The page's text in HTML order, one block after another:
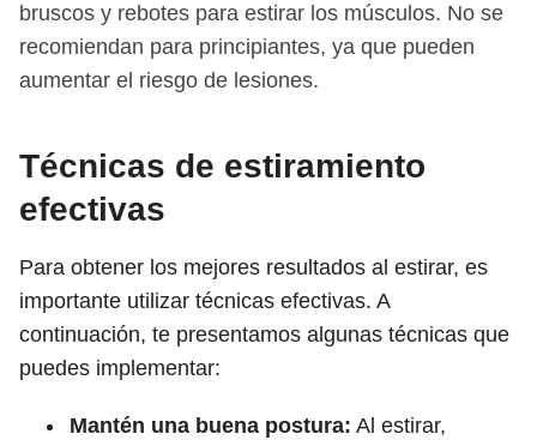
bruscos y rebotes para estirar los músculos. No se
recomiendan para principiantes, ya que pueden
aumentar el riesgo de lesiones.
Técnicas de estiramiento
efectivas
Para obtener los mejores resultados al estirar, es
importante utilizar técnicas efectivas. A
continuación, te presentamos algunas técnicas que
puedes implementar:
Mantén una buena postura: Al estirar,